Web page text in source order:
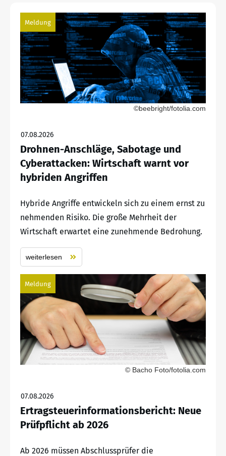
Meldung
©beebright/fotolia.com
07.08.2026
Drohnen-Anschläge, Sabotage und
Cyberattacken: Wirtschaft warnt vor
hybriden Angriffen
Hybride Angriffe entwickeln sich zu einem ernst zu
nehmenden Risiko. Die große Mehrheit der
Wirtschaft erwartet eine zunehmende Bedrohung.
weiterlesen
Meldung
© Bacho Foto/fotolia.com
07.08.2026
Ertragsteuerinformationsbericht: Neue
Prüfpflicht ab 2026
Ab 2026 müssen Abschlussprüfer die